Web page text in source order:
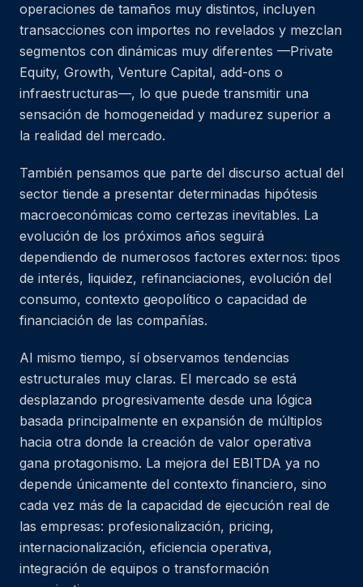
operaciones de tamaños muy distintos, incluyen
transacciones con importes no revelados y mezclan
segmentos con dinámicas muy diferentes —Private
Equity, Growth, Venture Capital, add-ons o
infraestructuras—, lo que puede transmitir una
sensación de homogeneidad y madurez superior a
la realidad del mercado.
También pensamos que parte del discurso actual del
sector tiende a presentar determinadas hipótesis
macroeconómicas como certezas inevitables. La
evolución de los próximos años seguirá
dependiendo de numerosos factores externos: tipos
de interés, liquidez, refinanciaciones, evolución del
consumo, contexto geopolítico o capacidad de
financiación de las compañías.
Al mismo tiempo, sí observamos tendencias
estructurales muy claras. El mercado se está
desplazando progresivamente desde una lógica
basada principalmente en expansión de múltiplos
hacia otra donde la creación de valor operativa
gana protagonismo. La mejora del EBITDA ya no
depende únicamente del contexto financiero, sino
cada vez más de la capacidad de ejecución real de
las empresas: profesionalización, pricing,
internacionalización, eficiencia operativa,
integración de equipos o transformación